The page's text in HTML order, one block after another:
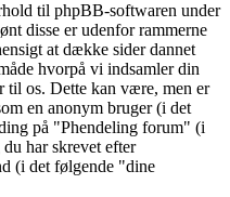
til phpBB-softwaren under
disse er udenfor rammerne
at dække sider dannet
hvorpå vi indsamler din
til os. Dette kan være, men er
en anonym bruger (i det
på "Phendeling forum" (i
har skrevet efter
(i det følgende "dine